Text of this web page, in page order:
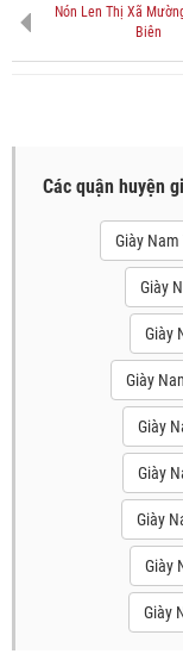
Nón Len Thị Xã
Biên
Các quận huyện
Giày
Giày
Giày
Giày
Giày
Giày
Giày
Giày
Giày